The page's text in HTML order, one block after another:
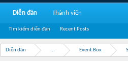
Diễn đàn ... Event Box
Diễn đàn
Tìm kiếm diễn đàn Recent Posts
Thành viên